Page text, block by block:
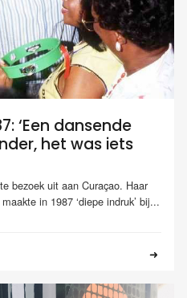
‘Een dansende
het was iets
bezoek uit aan Curaçao. Haar
in 1987 ‘diepe indruk’ bij...